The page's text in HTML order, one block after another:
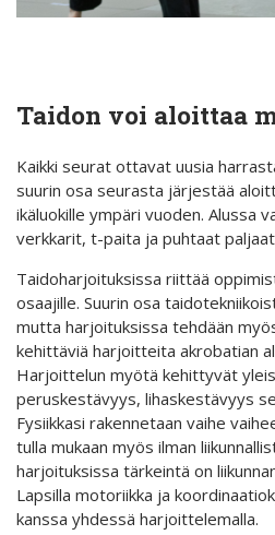
Taidon voi aloittaa
Kaikki seurat ottavat uusia
suurin osa seurasta järjestää
ikäluokille ympäri vuoden. Alussa
verkkarit, t-paita ja puhtaat
Taidoharjoituksissa riittää
osaajille. Suurin osa
mutta harjoituksissa tehdään
kehittäviä harjoitteita akrobatian
Harjoittelun myötä kehittyvät
peruskestävyys, lihaskestävyys
Fysiikkasi rakennetaan vaihe
tulla mukaan myös ilman
harjoituksissa tärkeintä on
Lapsilla motoriikka ja
kanssa yhdessä harjoittelemalla.